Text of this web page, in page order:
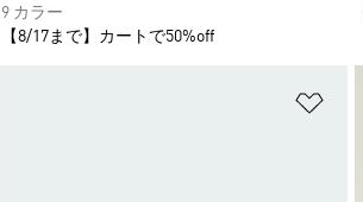
9 カラー
【8/17まで】カートで50%off